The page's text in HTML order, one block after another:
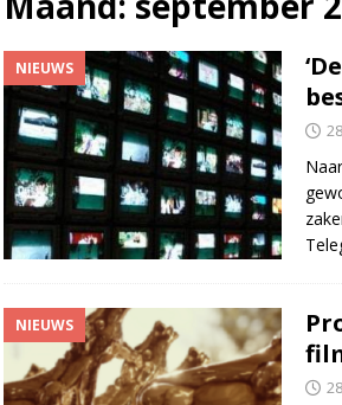
Televisie wint snel terrein
NIEUWS
NIEUWS